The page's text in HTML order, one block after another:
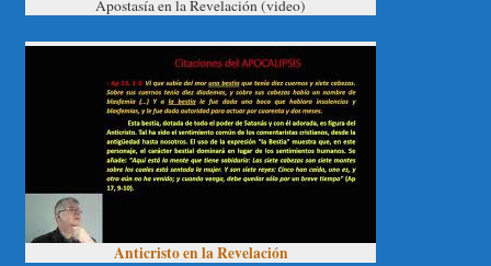
Apostasía en la Revelación (video)
Anticristo en la Revelación